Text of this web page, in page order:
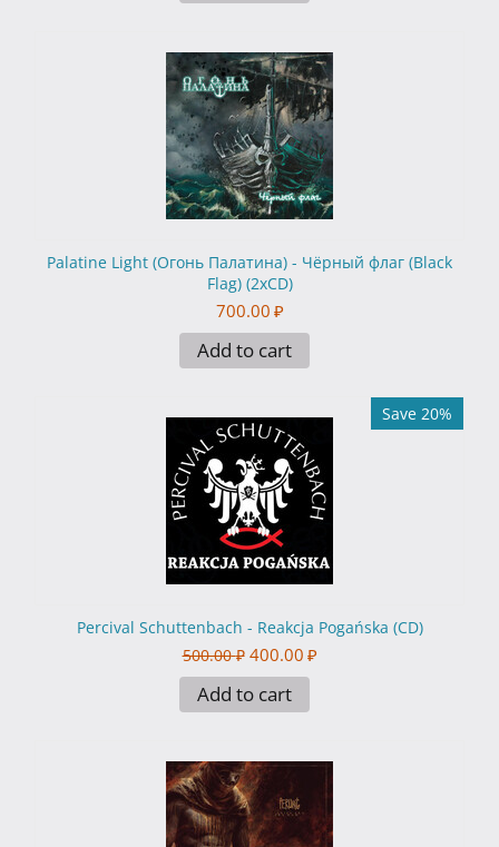
Palatine Light (Огонь Палатина) - Чёрный флаг (Black
Flag) (2xCD)
700.00 ₽
Add to cart
Save 20%
Percival Schuttenbach - Reakcja Pogańska (CD)
500.00 ₽ 400.00 ₽
Add to cart